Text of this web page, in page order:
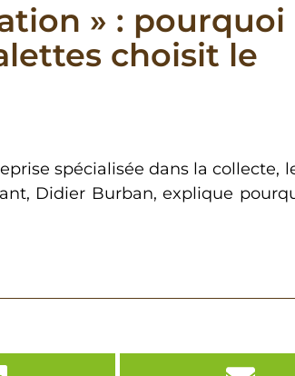
» : pourquoi
choisit le
spécialisée dans la collecte,
Didier Burban, explique